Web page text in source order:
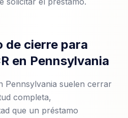
de cierre para
en Pennsylvania
Pennsylvania suelen cerrar
completa,
que un préstamo